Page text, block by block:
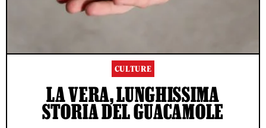
CULTURE
LA VERA, LUNGHISSIMA
STORIA DEL GUACAMOLE